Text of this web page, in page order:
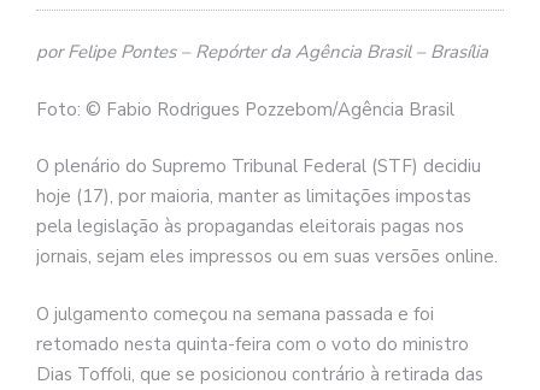
por Felipe Pontes – Repórter da Agência Brasil – Brasília
Foto: © Fabio Rodrigues Pozzebom/Agência Brasil
O plenário do Supremo Tribunal Federal (STF) decidiu
hoje (17), por maioria, manter as limitações impostas
pela legislação às propagandas eleitorais pagas nos
jornais, sejam eles impressos ou em suas versões online.
O julgamento começou na semana passada e foi
retomado nesta quinta-feira com o voto do ministro
Dias Toffoli, que se posicionou contrário à retirada das